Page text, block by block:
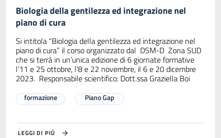
Biologia della gentilezza ed integrazione nel
piano di cura
Si intitola “Biologia della gentilezza ed integrazione nel
piano di cura” il corso organizzato dal DSM-D Zona SUD
che si terrà in un’unica edizione di 6 giornate formative
l’11 e 25 ottobre, l’8 e 22 novembre, il 6 e 20 dicembre
2023. Responsabile scientifico: Dott.ssa Graziella Boi
formazione Piano Gap
LEGGI DI PIÙ